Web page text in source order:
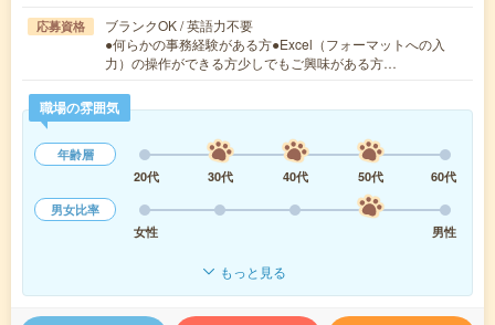
応募資格
ブランクOK / 英語力不要
●何らかの事務経験がある方●Excel（フォーマットへの入
力）の操作ができる方少しでもご興味がある方…
職場の雰囲気
年齢層
20代
30代 40代 50代
60代
男女比率
女性
男性
もっと見る